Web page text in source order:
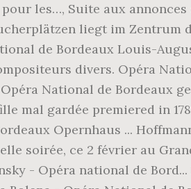
les…, Suite aux
liegt im Zentrum
de Bordeaux Louis-
divers. Opéra
National de Bordeaux
mal gardée premiered in
Opernhaus ...
soirée, ce 2 février au
- Opéra national de